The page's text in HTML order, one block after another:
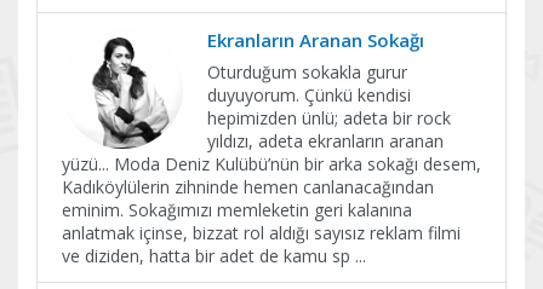
Ekranların Aranan Sokağı
Oturduğum sokakla gurur
duyuyorum. Çünkü kendisi
hepimizden ünlü; adeta bir rock
yıldızı, adeta ekranların aranan
yüzü... Moda Deniz Kulübü’nün bir arka sokağı desem,
Kadıköylülerin zihninde hemen canlanacağından
eminim. Sokağımızı memleketin geri kalanına
anlatmak içinse, bizzat rol aldığı sayısız reklam filmi
ve diziden, hatta bir adet de kamu sp ...